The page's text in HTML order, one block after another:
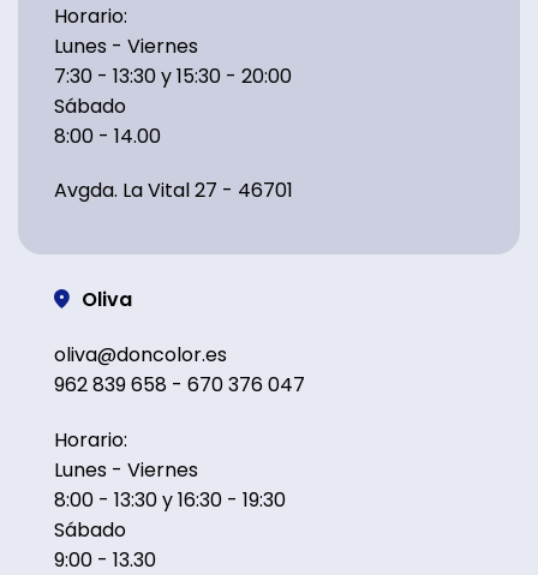
Horario:
Lunes - Viernes
7:30 - 13:30 y 15:30 - 20:00
Sábado
8:00 - 14.00
Avgda. La Vital 27 - 46701
Oliva
oliva@doncolor.es
962 839 658 - 670 376 047
Horario:
Lunes - Viernes
8:00 - 13:30 y 16:30 - 19:30
Sábado
9:00 - 13.30